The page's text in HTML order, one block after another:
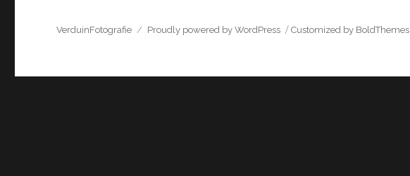
Customized by BoldThemes
VerduinFotografie Proudly powered by WordPress